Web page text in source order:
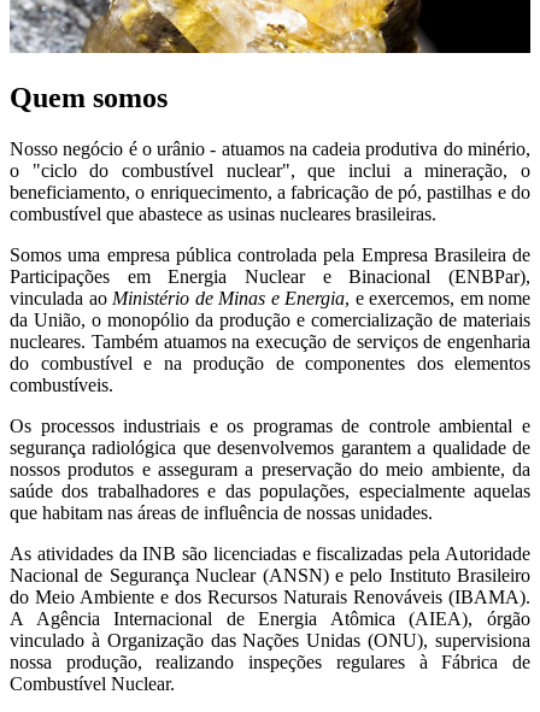
Quem somos
Nosso negócio é o urânio - atuamos na cadeia produtiva do minério,
o "ciclo do combustível nuclear", que inclui a mineração, o
beneficiamento, o enriquecimento, a fabricação de pó, pastilhas e do
combustível que abastece as usinas nucleares brasileiras.
Somos uma empresa pública controlada pela Empresa Brasileira de
Participações em Energia Nuclear e Binacional (ENBPar),
vinculada ao Ministério de Minas e Energia, e exercemos, em nome
da União, o monopólio da produção e comercialização de materiais
nucleares. Também atuamos na execução de serviços de engenharia
do combustível e na produção de componentes dos elementos
combustíveis.
Os processos industriais e os programas de controle ambiental e
segurança radiológica que desenvolvemos garantem a qualidade de
nossos produtos e asseguram a preservação do meio ambiente, da
saúde dos trabalhadores e das populações, especialmente aquelas
que habitam nas áreas de influência de nossas unidades.
As atividades da INB são licenciadas e fiscalizadas pela Autoridade
Nacional de Segurança Nuclear (ANSN) e pelo Instituto Brasileiro
do Meio Ambiente e dos Recursos Naturais Renováveis (IBAMA).
A Agência Internacional de Energia Atômica (AIEA), órgão
vinculado à Organização das Nações Unidas (ONU), supervisiona
nossa produção, realizando inspeções regulares à Fábrica de
Combustível Nuclear.